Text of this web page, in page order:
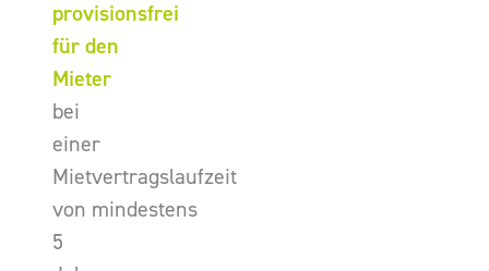
provisionsfrei
für den
Mieter
bei
einer
Mietvertragslaufzeit
von mindestens
5